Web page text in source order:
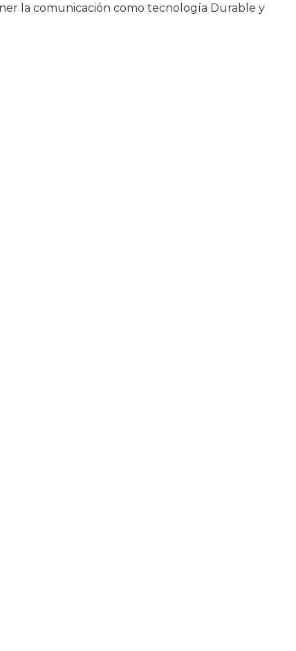
la comunicación como tecnología Durable y